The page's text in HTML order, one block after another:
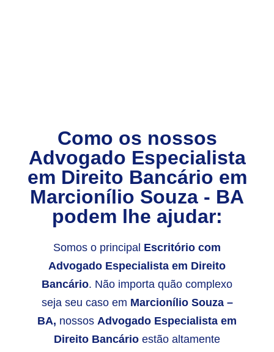
Como os nossos
Advogado Especialista
em Direito Bancário em
Marcionílio Souza - BA
podem lhe ajudar:
Somos o principal Escritório com
Advogado Especialista em Direito
Bancário. Não importa quão complexo
seja seu caso em Marcionílio Souza –
BA, nossos Advogado Especialista em
Direito Bancário estão altamente